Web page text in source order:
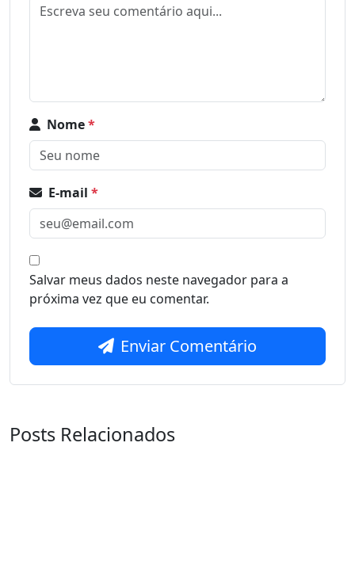
Nome*
E-mail *
Salvar meus dados neste navegador para a
próxima vez que eu comentar.
Enviar Comentário
Posts Relacionados